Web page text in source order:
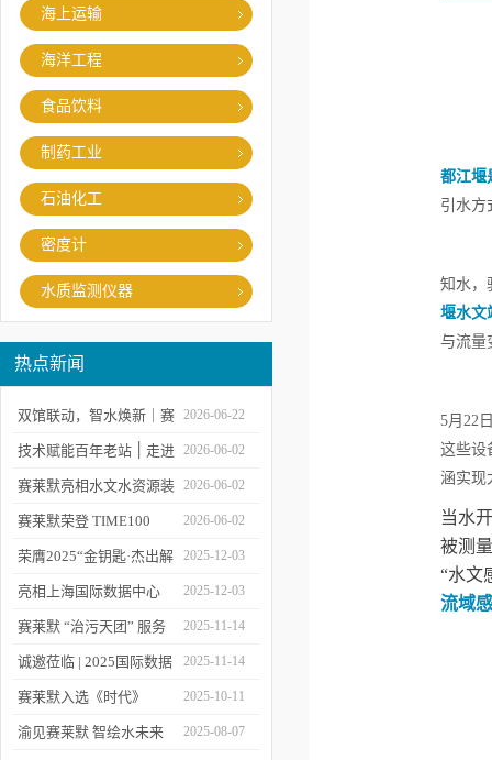
海上运输
海洋工程
食品饮料
制药工业
石油化工
密度计
水质监测仪器
热点新闻
双馆联动，智水焕新｜赛
莱默精彩亮相2026上海世
环会
2026-06-22
技术赋能百年老站 ׀ 走进
都江堰：从千年治水智慧
到现代水文监测
2026-06-02
赛莱默亮相水文水资源装
备展 | 以数字化和智能化
技术赋能水文现代化建设
2026-06-02
赛莱默荣登 TIME100
2026 全球百强影响力企
业榜单
2026-06-02
荣膺2025“金钥匙·杰出解
决方案”！赛莱默青少年
水教育行动，浇灌可持续
发展未来
2025-12-03
亮相上海国际数据中心
展！赛莱默助力AI时代数
智未来
2025-12-03
赛莱默 “治污天团” 服务
亚洲污水处理厂
2025-11-14
诚邀莅临 | 2025国际数据
中心展
2025-11-14
赛莱默入选《时代》
“2025全球最佳公司”榜单
2025-10-11
渝见赛莱默 智绘水未来 2025-08-07
都江堰
引水方
知水，
堰水文
与流量
5月22
这些设
涵实现
当水
被测
“水文
流域